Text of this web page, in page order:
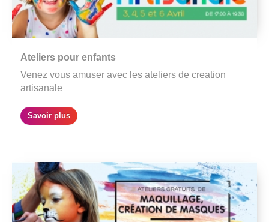
Ateliers pour enfants
Venez vous amuser avec les ateliers de creation
artisanale
Savoir plus